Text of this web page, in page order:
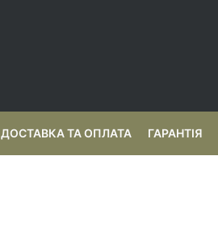
ДОСТАВКА ТА ОПЛАТА ГАРАНТІЯ